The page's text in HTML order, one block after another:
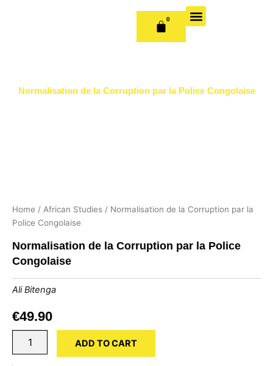
0
CART
Normalisation de la Corruption par la Police Congolaise
Home / African Studies / Normalisation de la Corruption par la
Police Congolaise
Normalisation de la Corruption par la Police
Congolaise
Ali Bitenga
€49.90
ADD TO CART